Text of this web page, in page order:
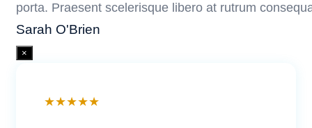
porta. Praesent scelerisque libero at rutrum
Sarah O'Brien
×
★★★★★